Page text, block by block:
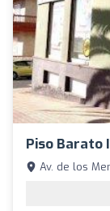
Piso Barato
Av. de los